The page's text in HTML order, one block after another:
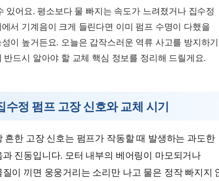
있어요. 평소보다 물 빠지는 속도가 느려졌거나 집수정
서 기계음이 크게 들린다면 이미 펌프 수명이 다했을
이 높거든요. 오늘은 갑작스러운 역류 사고를 방지하기
반드시 알아야 할 교체 핵심 정보를 정리해 드릴게요.
수정 펌프 고장 신호와 교체 시기
흔한 고장 신호는 펌프가 작동할 때 발생하는 과도한
과 진동입니다. 모터 내부의 베어링이 마모되거나
질이 끼면 웅웅거리는 소리만 나고 물은 정작 빠지지